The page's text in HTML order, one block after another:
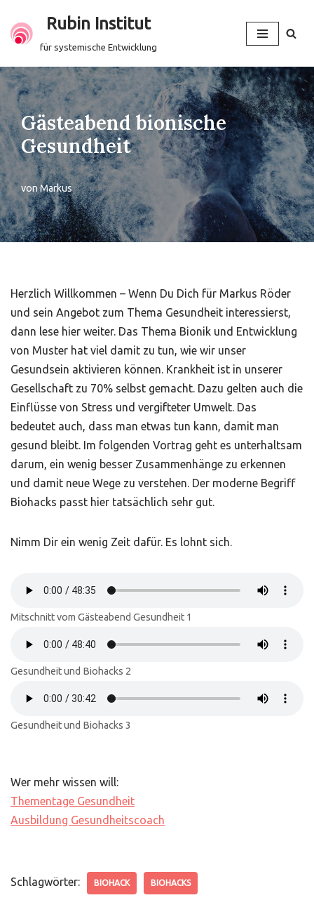
Zum
springen
Rubin Institut
für systemische Entwicklung
Gästeabend bionische
Gesundheit
vonMarkus
Herzlich Willkommen – Wenn Du Dich für Markus Röder
und sein Angebot zum Thema Gesundheit interessierst,
dann lese hier weiter. Das Thema Bionik und Entwicklung
von Muster hat viel damit zu tun, wie wir unser
Gesundsein aktivieren können. Krankheit ist in unserer
Gesellschaft zu 70% selbst gemacht. Dazu gelten auch die
Einflüsse von Stress und vergifteter Umwelt. Das
bedeutet auch, dass man etwas tun kann, damit man
gesund bleibt. Im folgenden Vortrag geht es unterhaltsam
darum, ein wenig besser Zusammenhänge zu erkennen
und damit neue Wege zu verstehen. Der moderne Begriff
Biohacks passt hier tatsächlich sehr gut.
Nimm Dir ein wenig Zeit dafür. Es lohnt sich.
Mitschnitt vom Gästeabend Gesundheit 1
Gesundheit und Biohacks 2
Gesundheit und Biohacks 3
Wer mehr wissen will:
Thementage Gesundheit
Ausbildung Gesundheitscoach
Schlagwörter: BIOHACK BIOHACKS